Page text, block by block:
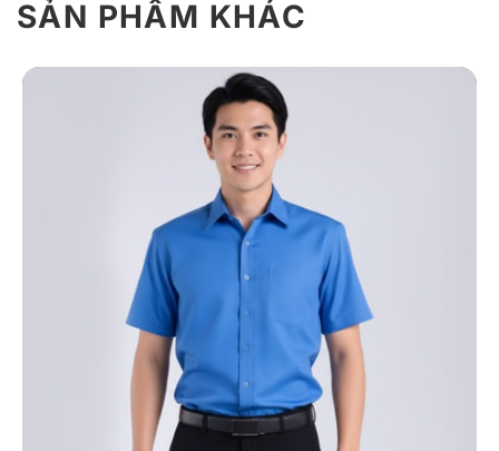
Giới Thiệu Áo Sơ Mi Tay Dài Đồng Phục
Để bảo đảm trải nghiệm mặc cả ngày vẫn thoải mái và
bền đẹp, đồng phục DONY phát triển mẫu S37 theo
tiêu chí đẹp – bền – thoáng. Thiết kế chú trọng tính gọn
gàng, dễ phối và phù hợp nhiều dáng người, mang lại
hình ảnh công sở chuyên nghiệp, hiện đại.
SẢN PHẨM KHÁC